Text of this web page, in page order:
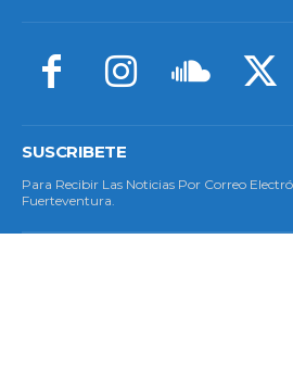
SUSCRIBETE
Para Recibir Las Noticias Por Correo
Fuerteventura.